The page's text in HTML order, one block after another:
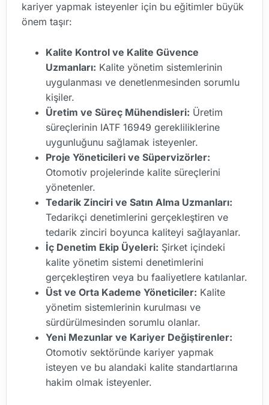
kariyer yapmak isteyenler için bu eğitimler büyük
önem taşır:
Kalite Kontrol ve Kalite Güvence
Uzmanları: Kalite yönetim sistemlerinin
uygulanması ve denetlenmesinden sorumlu
kişiler.
Üretim ve Süreç Mühendisleri: Üretim
süreçlerinin IATF 16949 gerekliliklerine
uygunluğunu sağlamak isteyenler.
Proje Yöneticileri ve Süpervizörler:
Otomotiv projelerinde kalite süreçlerini
yönetenler.
Tedarik Zinciri ve Satın Alma Uzmanları:
Tedarikçi denetimlerini gerçekleştiren ve
tedarik zinciri boyunca kaliteyi sağlayanlar.
İç Denetim Ekip Üyeleri: Şirket içindeki
kalite yönetim sistemi denetimlerini
gerçekleştiren veya bu faaliyetlere katılanlar.
Üst ve Orta Kademe Yöneticiler: Kalite
yönetim sistemlerinin kurulması ve
sürdürülmesinden sorumlu olanlar.
Yeni Mezunlar ve Kariyer Değiştirenler:
Otomotiv sektöründe kariyer yapmak
isteyen ve bu alandaki kalite standartlarına
hakim olmak isteyenler.